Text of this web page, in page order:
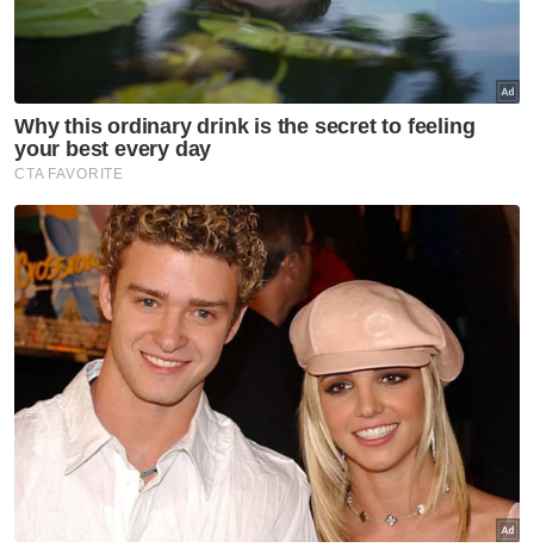
Bomba menerima panggilan kecemasan berhubung kejadian itu
"Sebanyak 14 anggota Balai Bomba dan
Penyelamat Layangan digegaskan ke lokasi
kejadian bagi operasi SAR dengan dibantu
anggota polis, Pasukan Bomba Komuniti Atas
Air Tanjung Aru, Jabatan Hidupan Liar serta
penduduk setempat,” katanya kepada
Bernama.